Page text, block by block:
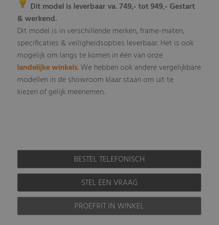
Dit model is leverbaar va. 749,- tot 949,- Gestart
& werkend.
Dit model is in verschillende merken, frame-maten,
specificaties & veiligheidsopties leverbaar. Het is ook
mogelijk om langs te komen in één van onze
landelijke winkels.We hebben ook andere vergelijkbare
modellen in de showroom klaar staan om uit te
kiezen of gelijk meenemen.
BESTEL TELEFONISCH
STEL EEN VRAAG
PROEFRIT IN WINKEL